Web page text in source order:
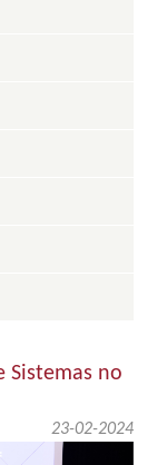
Sistemas no
23-02-2024